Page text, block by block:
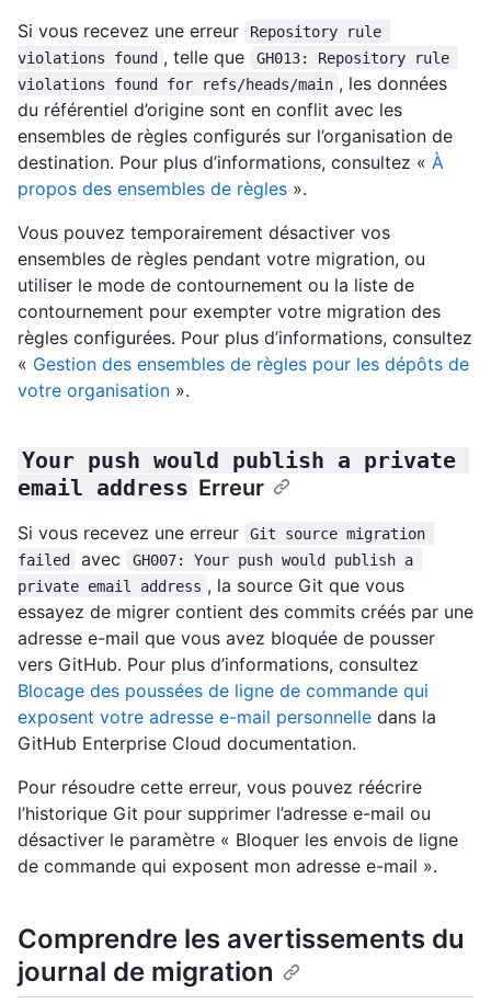
Si vous recevez une erreur
Repository rule
violations found , telle que
GH013: Repository rule
violations found for refs/heads/main , les données
du référentiel d’origine sont en conflit avec les
ensembles de règles configurés sur l’organisation de
destination. Pour plus d’informations, consultez « À
propos des ensembles de règles ».
Vous pouvez temporairement désactiver vos
ensembles de règles pendant votre migration, ou
utiliser le mode de contournement ou la liste de
contournement pour exempter votre migration des
règles configurées. Pour plus d’informations, consultez
« Gestion des ensembles de règles pour les dépôts de
votre organisation ».
Your push would publish a private
email address Erreur
Si vous recevez une erreur
Git source migration
failed
avec
GH007: Your push would publish a
private email address , la source Git que vous
essayez de migrer contient des commits créés par une
adresse e-mail que vous avez bloquée de pousser
vers GitHub. Pour plus d’informations, consultez
Blocage des poussées de ligne de commande qui
exposent votre adresse e-mail personnelle dans la
GitHub Enterprise Cloud documentation.
Pour résoudre cette erreur, vous pouvez réécrire
l’historique Git pour supprimer l’adresse e-mail ou
désactiver le paramètre « Bloquer les envois de ligne
de commande qui exposent mon adresse e-mail ».
Comprendre les avertissements du
journal de migration